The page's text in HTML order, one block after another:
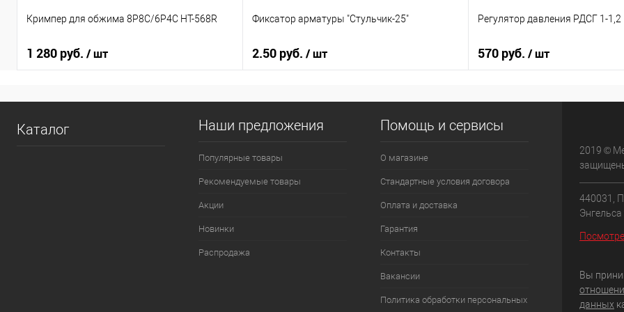
Кримпер для обжима 8Р8С/6Р4С HT-568R
1 280 руб. / шт
Фиксатор арматуры "Стульчик-25"
2.50 руб. / шт
Регулятор давления РДСГ 1-1,2
570 руб. / шт
Каталог Наши предложения
Популярные товары
Рекомендуемые товары
Акции
Новинки
Распродажа
Помощь и сервисы
О магазине
Стандартные условия договора
Оплата и доставка
Гарантия
Контакты
Вакансии
Политика обработки персональных
2019 ©
440031,
Вы
данных